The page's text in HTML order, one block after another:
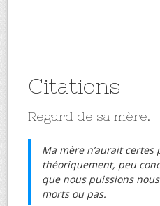
Citations
Regard de sa mère.
Ma mère n’aurait
théoriquement, peu
que nous puissions
morts ou pas.